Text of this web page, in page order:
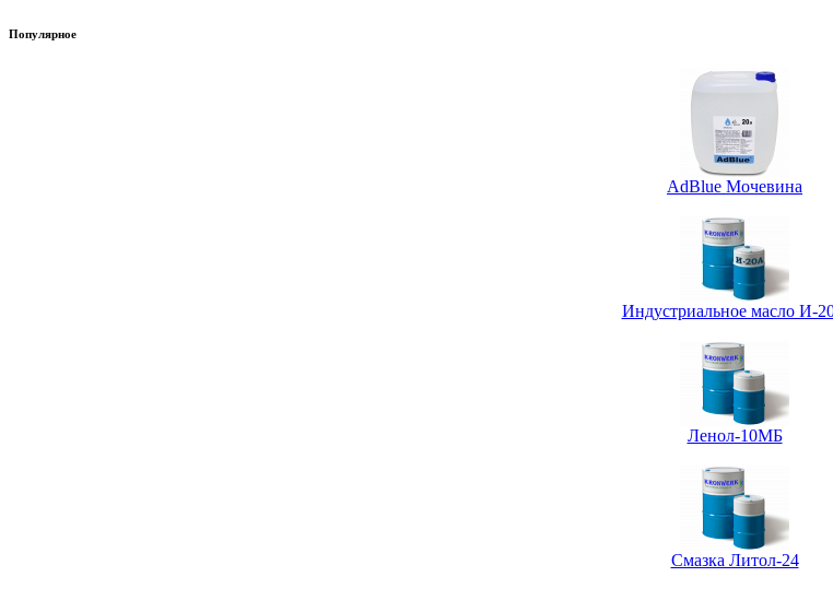
Популярное
AdBlue Мочевина
Индустриальное масло И-
Ленол-10МБ
Смазка Литол-24